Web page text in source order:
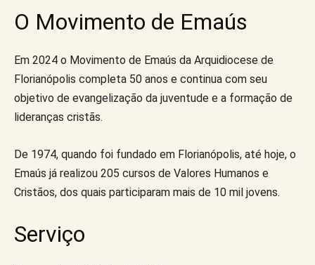
O Movimento de Emaús
Em 2024 o Movimento de Emaús da Arquidiocese de
Florianópolis completa 50 anos e continua com seu
objetivo de evangelização da juventude e a formação de
lideranças cristãs.
De 1974, quando foi fundado em Florianópolis, até hoje, o
Emaús já realizou 205 cursos de Valores Humanos e
Cristãos, dos quais participaram mais de 10 mil jovens.
Serviço